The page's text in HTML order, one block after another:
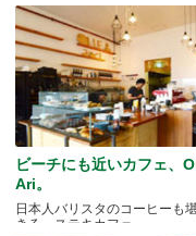
ビーチにも近いカフェ、
Ari。
日本人バリスタのコーヒーも
きる、ステキカフェ。